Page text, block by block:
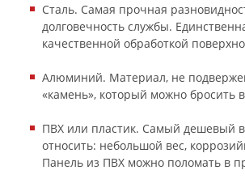
Сталь. Самая прочная
долговечность службы.
качественной обработкой
Алюминий. Материал, не
«камень», который можно бросить
ПВХ или пластик. Самый дешевый
относить: небольшой вес,
Панель из ПВХ можно поломать в